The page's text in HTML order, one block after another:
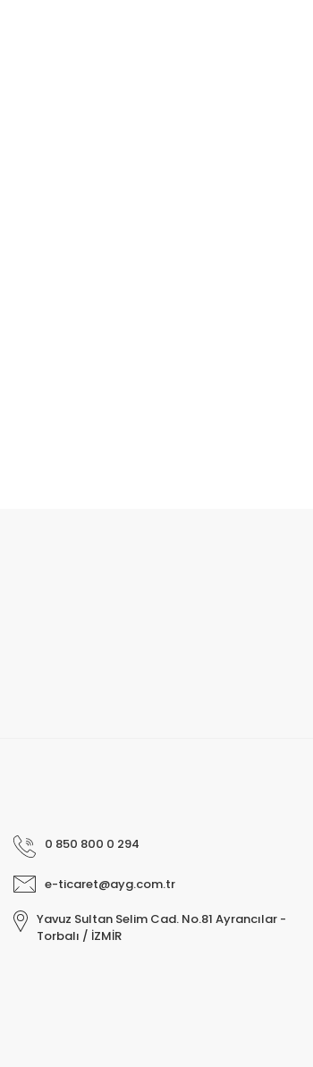
0 850 800 0 294
e-ticaret@ayg.com.tr
Yavuz Sultan Selim Cad. No.81 Ayrancılar -
Torbalı / İZMİR